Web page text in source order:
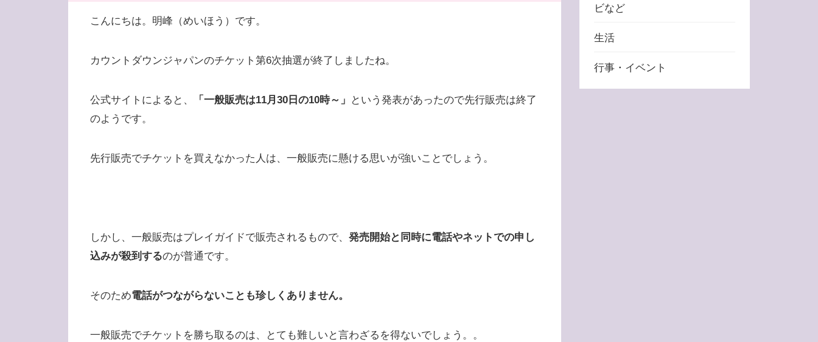
こんにちは。明峰（めいほう）です。
カウントダウンジャパンのチケット第6次抽選が終了しましたね。
公式サイトによると、 「一般販売は11月30日の10時～」
という発表があったので先行販売は終了
のようです。
先行販売でチケットを買えなかった人は、一般販売に懸ける思いが強いことでしょう。
しかし、一般販売はプレイガイドで販売されるもので、 発売開始と同時に電話やネットでの申し
込みが殺到するのが普通です。
そのため電話がつながらないことも珍しくありません。
一般販売でチケットを勝ち取るのは、とても難しいと言わざるを得ないでしょう。。
ビなど
生活
行事・イベント